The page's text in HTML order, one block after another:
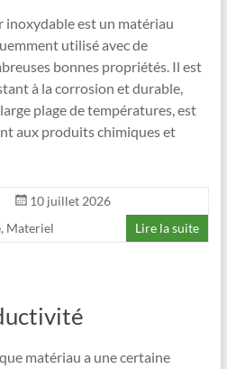
inoxydable est un matériau
utilisé avec de
bonnes propriétés. Il est
à la corrosion et durable,
plage de températures, est
aux produits chimiques et
10 juillet 2026
, Materiel Lire la suite
matériau a une certaine